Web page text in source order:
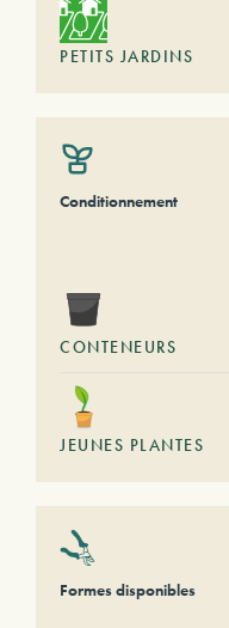
PETITS JARDINS
Conditionnement
CONTENEURS
JEUNES PLANTES
Formes disponibles